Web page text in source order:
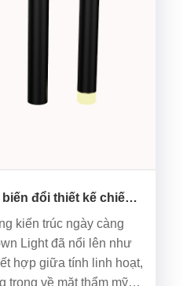
đổi thiết kế chiếu
kiến ​​trúc ngày càng
Light đã nổi lên như
hợp giữa tính linh hoạt,
trọng về mặt thẩm mỹ.